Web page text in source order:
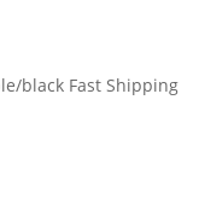
black Fast Shipping